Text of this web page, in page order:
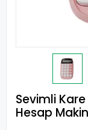
Sevimli
Hesap